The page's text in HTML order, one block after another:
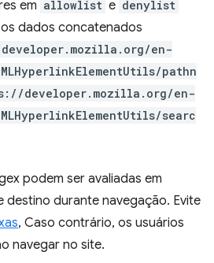
em allowlist e denylist
dados concatenados
en-
pathn
developer.mozilla.org/en-
searc
podem ser avaliadas em
destino durante navegação. Evite
, Caso contrário, os usuários
navegar no site.